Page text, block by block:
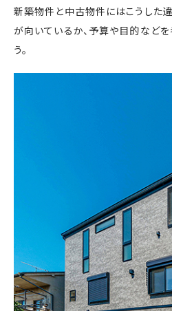
新築物件と中古物件にはこうした
が向いているか、予算や目的など
う。